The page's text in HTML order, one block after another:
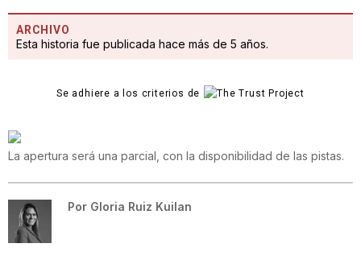
ARCHIVO
Esta historia fue publicada hace más de 5 años.
Se adhiere a los criterios de
La apertura será una parcial, con la disponibilidad de las pistas.
Por Gloria Ruiz Kuilan